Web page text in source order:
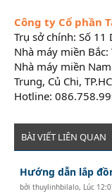
Công ty Cổ phần
Trụ sở chính: Số 11
Nhà máy miền Bắc:
Nhà máy miền
Trung, Củ Chi,
Hotline:
BÀI VIẾT LIÊN QUAN
Hướng dẫn lắp
bởithuylinhbilalo, Lúc